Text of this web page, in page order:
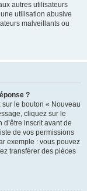
autres utilisateurs
utilisation abusive
malveillants ou
?
le bouton « Nouveau
cliquez sur le
inscrit avant de
de vos permissions
exemple : vous pouvez
transférer des pièces